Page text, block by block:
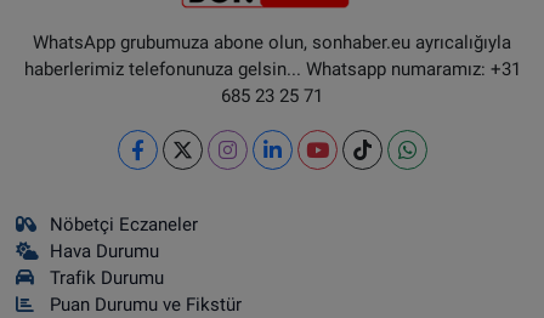
WhatsApp grubumuza abone olun, sonhaber.eu ayrıcalığıyla
haberlerimiz telefonunuza gelsin... Whatsapp numaramız: +31
685 23 25 71
Nöbetçi Eczaneler
Hava Durumu
Trafik Durumu
Puan Durumu ve Fikstür